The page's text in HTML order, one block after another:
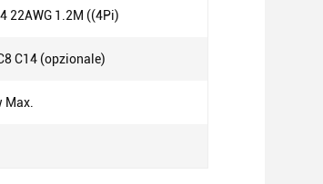
22AWG 1.2M ((4Pi)
C14 (opzionale)
Max.